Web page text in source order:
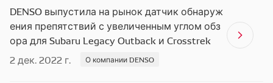
DENSO выпустила на рынок датчик обнаруж
ения препятствий с увеличенным углом обз
ора для Subaru Legacy Outback и Crosstrek
2 дек. 2022 г.
О компании DENSO